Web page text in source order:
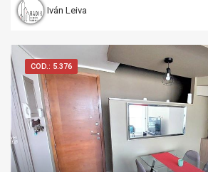
Iván Leiva
COD.: 5.376